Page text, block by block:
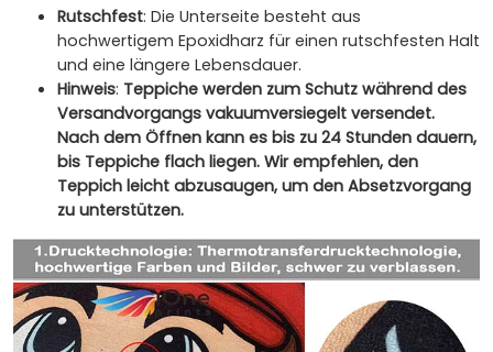
Rutschfest: Die Unterseite besteht aus
hochwertigem Epoxidharz für einen rutschfesten Halt
und eine längere Lebensdauer.
Hinweis: Teppiche werden zum Schutz während des
Versandvorgangs vakuumversiegelt versendet.
Nach dem Öffnen kann es bis zu 24 Stunden dauern,
bis Teppiche flach liegen. Wir empfehlen, den
Teppich leicht abzusaugen, um den Absetzvorgang
zu unterstützen.